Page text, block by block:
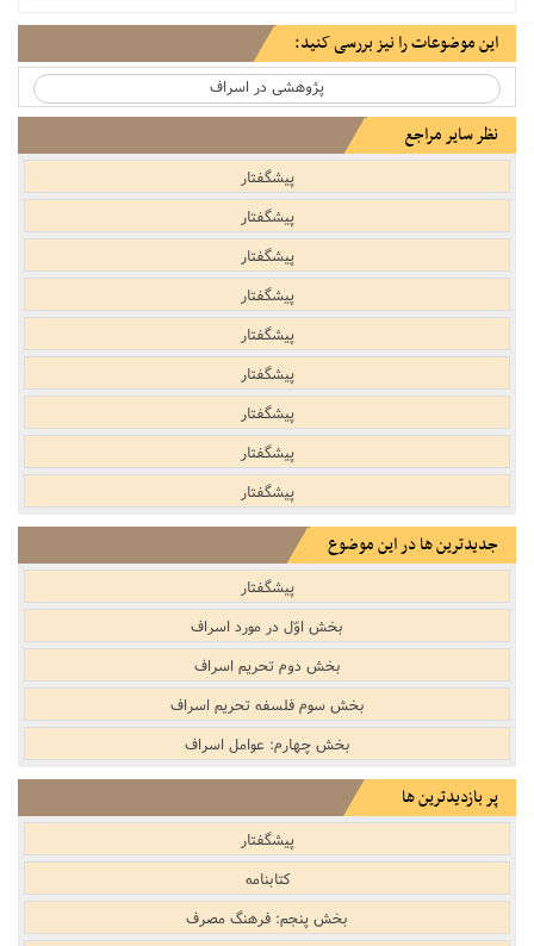
این موضوعات را نیز بررسی کنید:
پژوهشى در اسراف
نظر سایر مراجع
پیشگفتار
پیشگفتار
پیشگفتار
پیشگفتار
پیشگفتار
پیشگفتار
پیشگفتار
پیشگفتار
پیشگفتار
جدیدترین ها در این موضوع
پیشگفتار
بخش اوّل در مورد اسراف
بخش دوم تحریم اسراف
بخش سوم فلسفه تحریم اسراف
بخش چهارم: عوامل اسراف
پر بازدیدترین ها
پیشگفتار
کتابنامه
بخش پنجم: فرهنگ مصرف